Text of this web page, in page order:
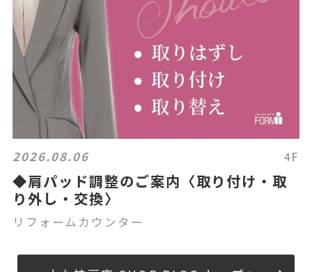
2026.08.06 4F
◆肩パッド調整のご案内〈取り付け・取
り外し・交換〉
リフォームカウンター